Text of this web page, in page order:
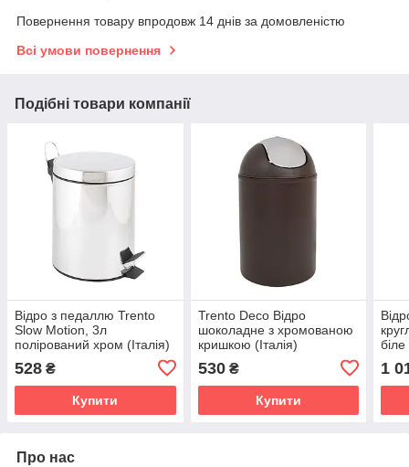
Повернення товару впродовж 14 днів за домовленістю
Всі умови повернення
Подібні товари компанії
Відро з педаллю Trento
Slow Motion, 3л
полірований хром (Італія)
528 ₴
Купити
Trento Deco Відро
шоколадне з хромованою
кришкою (Італія)
530₴
Купити
біле
1
Про нас